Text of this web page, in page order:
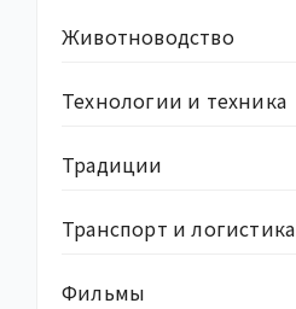
Животноводство
Технологии и техника
Традиции
Транспорт и логистика
Фильмы